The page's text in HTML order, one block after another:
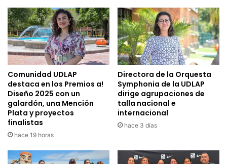
Comunidad UDLAP
destaca en los Premios a!
Diseño 2025 con un
galardón, una Mención
Plata y proyectos
finalistas
hace 19 horas
Directora de la Orquesta
Symphonia de la UDLAP
dirige agrupaciones de
talla nacional e
internacional
hace 3 días